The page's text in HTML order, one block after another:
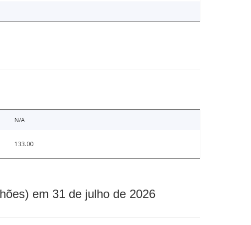
N/A
133.00
em 31 de julho de 2026